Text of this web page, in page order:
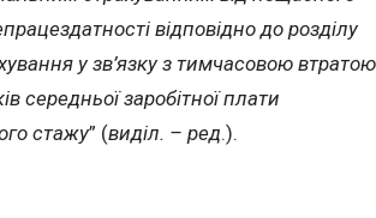
відповідно до розділу
у зв’язку з тимчасовою втратою
середньої заробітної плати
стажу” (виділ. – ред.).